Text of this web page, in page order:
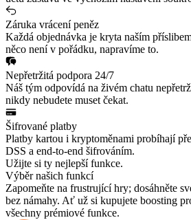
Záruka vrácení peněz
Každá objednávka je kryta naším
něco není v pořádku, napravíme to.
Nepřetržitá podpora 24/7
Náš tým odpovídá na živém chatu
nikdy nebudete muset čekat.
Šifrované platby
Platby kartou i kryptoměnami probíhají
DSS a end-to-end šifrováním.
Užijte si ty nejlepší funkce.
Výběr našich funkcí
Zapomeňte na frustrující hry; dosáhněte
bez námahy. Ať už si kupujete boosting
všechny prémiové funkce.